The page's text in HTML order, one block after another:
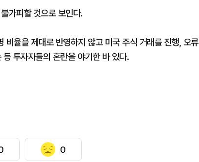
가피할 것으로 보인다.
비율을 제대로 반영하지 않고 미국 주식 거래를 진행, 오류
투자자들의 혼란을 야기한 바 있다.
0